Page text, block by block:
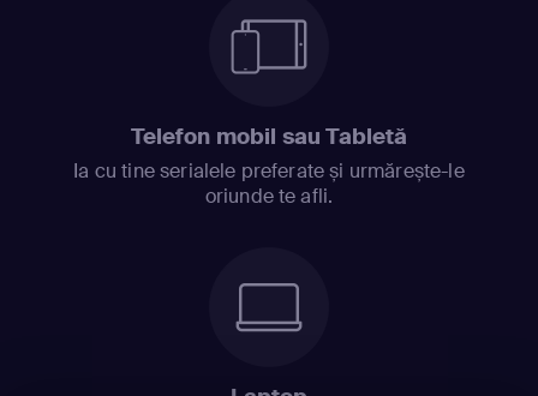
Telefon mobil sau Tabletă
Ia cu tine serialele preferate și urmărește-le
oriunde te afli.